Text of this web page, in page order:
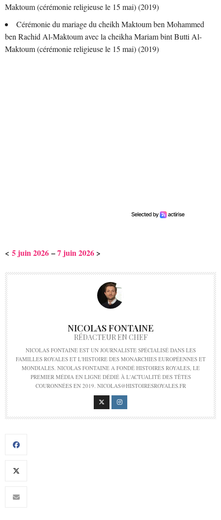
Maktoum (cérémonie religieuse le 15 mai) (2019)
Cérémonie du mariage du cheikh Maktoum ben Mohammed
ben Rachid Al-Maktoum avec la cheikha Mariam bint Butti Al-
Maktoum (cérémonie religieuse le 15 mai) (2019)
< 5 juin 2026 –7 juin 2026 >
NICOLAS FONTAINE
RÉDACTEUR EN CHEF
NICOLAS FONTAINE EST UN JOURNALISTE SPÉCIALISÉ DANS LES
FAMILLES ROYALES ET L'HISTOIRE DES MONARCHIES EUROPÉENNES ET
MONDIALES. NICOLAS FONTAINE A FONDÉ HISTOIRES ROYALES, LE
PREMIER MÉDIA EN LIGNE DÉDIÉ À L'ACTUALITÉ DES TÊTES
COURONNÉES EN 2019. NICOLAS@HISTOIRESROYALES.FR